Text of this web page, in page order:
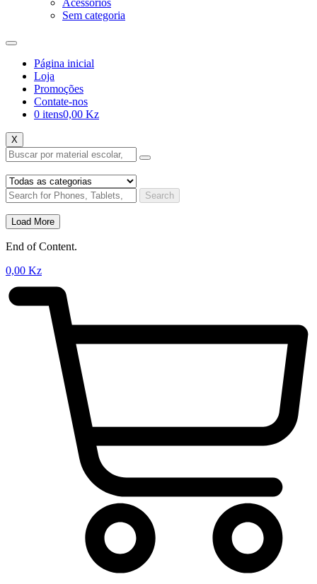
Acessórios
Sem categoria
Página inicial
Loja
Promoções
Contate-nos
0 itens0,00 Kz
X
Search
Load More
End of Content.
0,00 Kz